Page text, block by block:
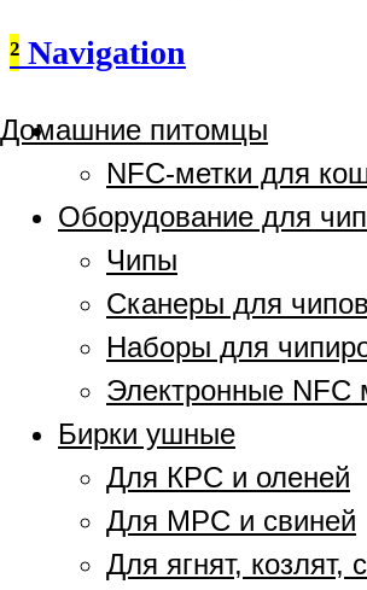
² Navigation
Домашние питомцы
NFC-метки для
Оборудование для
Чипы
Сканеры для чипов
Наборы для
Электронные NFC
Бирки ушные
Для КРС и оленей
Для МРС и свиней
Для ягнят, козлят,